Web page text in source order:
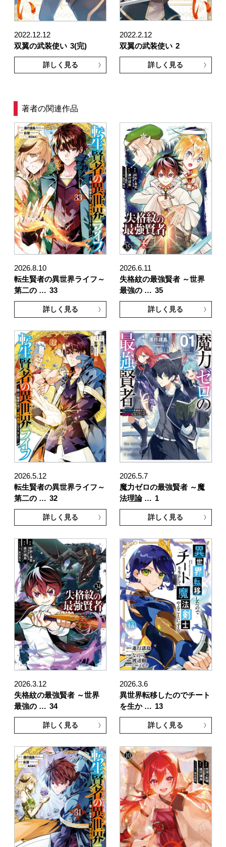
2022.12.12
双翼の武装使い 3(完)
詳しく見る
2022.2.12
双翼の武装使い 2
詳しく見る
著者の関連作品
2026.8.10
転生賢者の異世界ライフ～
第二の … 33
詳しく見る
2026.6.11
失格紋の最強賢者 ～世界
最強の … 35
詳しく見る
2026.5.12
転生賢者の異世界ライフ～
第二の … 32
詳しく見る
2026.5.7
魔力ゼロの最強賢者 ～魔
法理論 … 1
詳しく見る
2026.3.12
失格紋の最強賢者 ～世界
最強の … 34
詳しく見る
2026.3.6
異世界転移したのでチート
を生か … 13
詳しく見る